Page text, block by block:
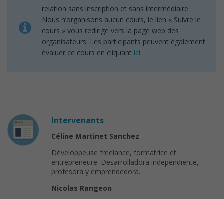
relation sans inscription et sans intermédiaire.
Nous n’organisons aucun cours, le lien « Suivre le
cours » vous redirige vers la page web des
organisateurs. Les participants peuvent également
évaluer ce cours en cliquant ici
Intervenants
Céline Martinet Sanchez
Développeuse freelance, formatrice et
entrepreneure. Desarrolladora independiente,
profesora y emprendedora.
Nicolas Rangeon